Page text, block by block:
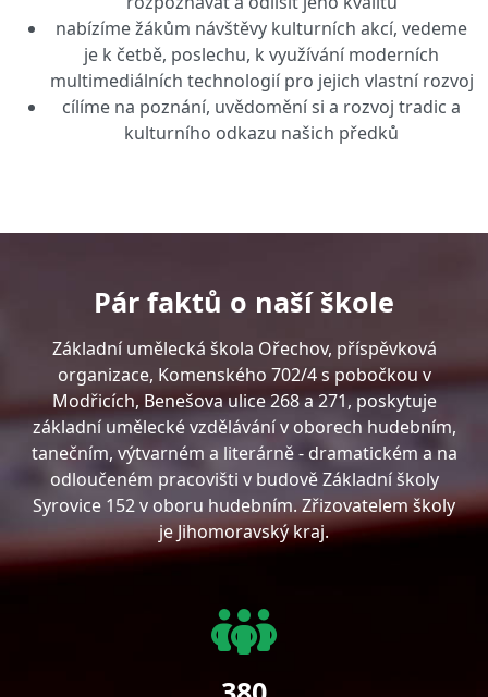
nabízíme žákům návštěvy kulturních akcí, vedeme
je k četbě, poslechu, k využívání moderních
multimediálních technologií pro jejich vlastní rozvoj
cílíme na poznání, uvědomění si a rozvoj tradic a
kulturního odkazu našich předků
Pár faktů o naší škole
Základní umělecká škola Ořechov, příspěvková
organizace, Komenského 702/4 s pobočkou v
Modřicích, Benešova ulice 268 a 271, poskytuje
základní umělecké vzdělávání v oborech hudebním,
tanečním, výtvarném a literárně - dramatickém a na
odloučeném pracovišti v budově Základní školy
Syrovice 152 v oboru hudebním. Zřizovatelem školy
je Jihomoravský kraj.